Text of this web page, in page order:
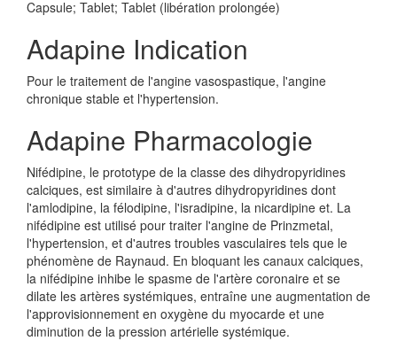
Capsule; Tablet; Tablet (libération prolongée)
Adapine Indication
Pour le traitement de l'angine vasospastique, l'angine
chronique stable et l'hypertension.
Adapine Pharmacologie
Nifédipine, le prototype de la classe des dihydropyridines
calciques, est similaire à d'autres dihydropyridines dont
l'amlodipine, la félodipine, l'isradipine, la nicardipine et. La
nifédipine est utilisé pour traiter l'angine de Prinzmetal,
l'hypertension, et d'autres troubles vasculaires tels que le
phénomène de Raynaud. En bloquant les canaux calciques,
la nifédipine inhibe le spasme de l'artère coronaire et se
dilate les artères systémiques, entraîne une augmentation de
l'approvisionnement en oxygène du myocarde et une
diminution de la pression artérielle systémique.